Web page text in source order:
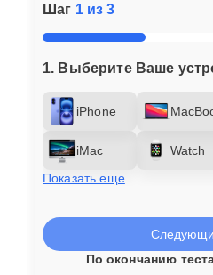
Шаг 1 из 3
1. Выберите Ваше
iPhone
iMac Watch
Показать еще
По окончанию